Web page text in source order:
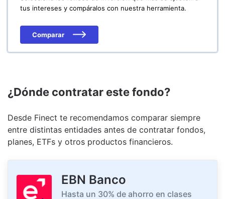
tus intereses y compáralos con nuestra herramienta.
Comparar
¿Dónde contratar este fondo?
Desde Finect te recomendamos comparar siempre
entre distintas entidades antes de contratar fondos,
planes, ETFs y otros productos financieros.
EBN Banco
Hasta un 30% de ahorro en clases